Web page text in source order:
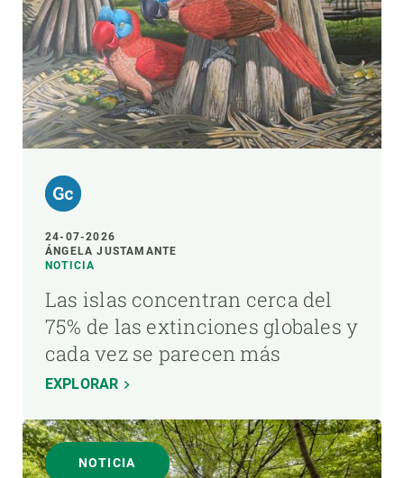
24-07-2026
ÁNGELA JUSTAMANTE
NOTICIA
Las islas concentran cerca del
75% de las extinciones globales y
cada vez se parecen más
EXPLORAR
NOTICIA